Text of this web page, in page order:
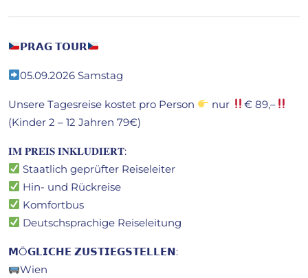
𝗣𝗥𝗔𝗚 𝗧𝗢𝗨𝗥
05.09.2026 Samstag
Unsere Tagesreise kostet pro Person nur
€ 89,–
(Kinder 2 – 12 Jahren 79€)
𝐈𝐌 𝐏𝐑𝐄𝐈𝐒 𝐈𝐍𝐊𝐋𝐔𝐃𝐈𝐄𝐑𝐓:
Staatlich geprüfter Reiseleiter
Hin- und Rückreise
Komfortbus
Deutschsprachige Reiseleitung
𝗠Ö𝗚𝗟𝗜𝗖𝗛𝗘 𝗭𝗨𝗦𝗧𝗜𝗘𝗚𝗦𝗧𝗘𝗟𝗟𝗘𝗡:
Wien